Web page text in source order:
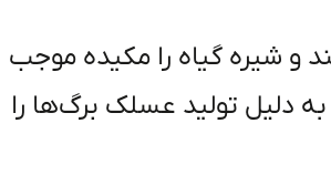
و شیره گیاه را مکیده موجب
دلیل تولید عسلک برگ‌ها را